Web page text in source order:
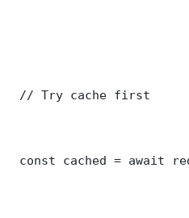
// Try cache first
const cached = await